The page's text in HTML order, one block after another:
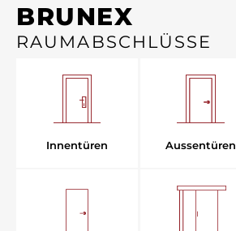
BRUNEX
RAUMABSCHLÜSSE
Innentüren Aussentüren